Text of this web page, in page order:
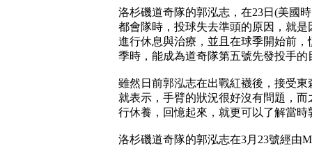
洛杉磯道奇隊的郭泓志，在23日(美國
都會隊時，投球失去準頭的原因，就
進行休息與治療，並且在球季開始前
季時，能成為道奇隊第五號先發投手
雖然日前郭泓志在出戰紅襪後，接受
就表示，手臂的狀況很好沒有問題，
行休養，回憶起來，就更可以了解當
洛杉磯道奇隊的郭泓志在3月23號經由